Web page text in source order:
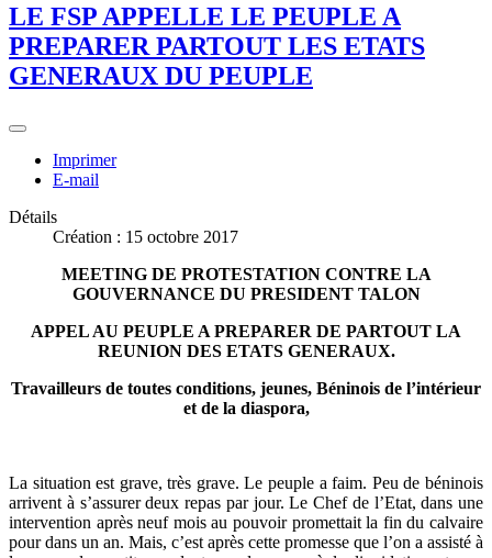
LE FSP APPELLE LE PEUPLE A
PREPARER PARTOUT LES ETATS
GENERAUX DU PEUPLE
Imprimer
E-mail
Détails
Création : 15 octobre 2017
MEETING DE PROTESTATION CONTRE LA
GOUVERNANCE DU PRESIDENT TALON
APPEL AU PEUPLE A PREPARER DE PARTOUT LA
REUNION DES ETATS GENERAUX.
Travailleurs de toutes conditions, jeunes, Béninois de l’intérieur
et de la diaspora,
La situation est grave, très grave. Le peuple a faim. Peu de béninois
arrivent à s’assurer deux repas par jour. Le Chef de l’Etat, dans une
intervention après neuf mois au pouvoir promettait la fin du calvaire
pour dans un an. Mais, c’est après cette promesse que l’on a assisté à